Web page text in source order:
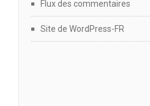
Flux des commentaires
Site de WordPress-FR